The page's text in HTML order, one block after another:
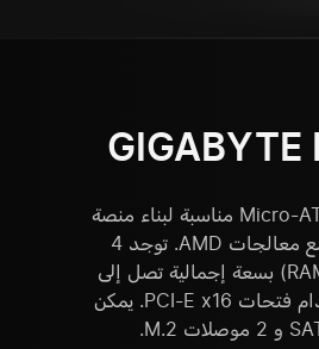
تعد اللوحة الأم GIGABYTE B850M DS3H ذات حجم Micro-ATX مناسبة لبناء منصة
أجهزة في وحدة نظام كمبيوتر مدمجة. وهي تدعم التعاون مع معالجات AMD. توجد 4
فتحات DDR5 DIMM لوحدات ذاكرة الوصول العشوائي (RAM) بسعة إجمالية تصل إلى
256 جيجابايت. يمكن تثبيت بطاقة رسومات منفصلة باستخدام فتحات PCI-E x16. يمكن